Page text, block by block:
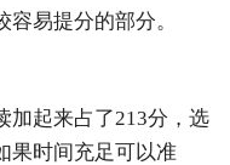
易提分的部分。
加起来占了213分，选
果时间充足可以准